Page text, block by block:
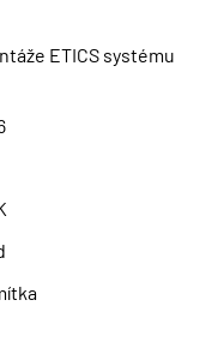
ETICS systému